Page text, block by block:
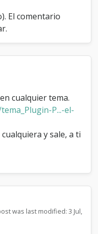
m
n
e
n
p
i
l
El comentario
cualquier tema.
P...-el-
y sale, a ti
was last modified: 3 Jul,